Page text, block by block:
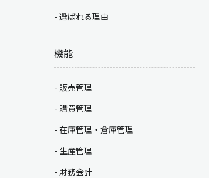
選ばれる理由
機能
販売管理
購買管理
在庫管理・倉庫管理
生産管理
財務会計